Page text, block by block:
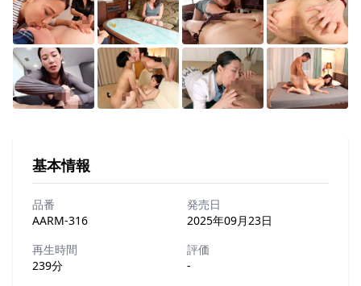
基本情報
品番
AARM-316
発売日
2025年09月23日
再生時間
239分
評価
-